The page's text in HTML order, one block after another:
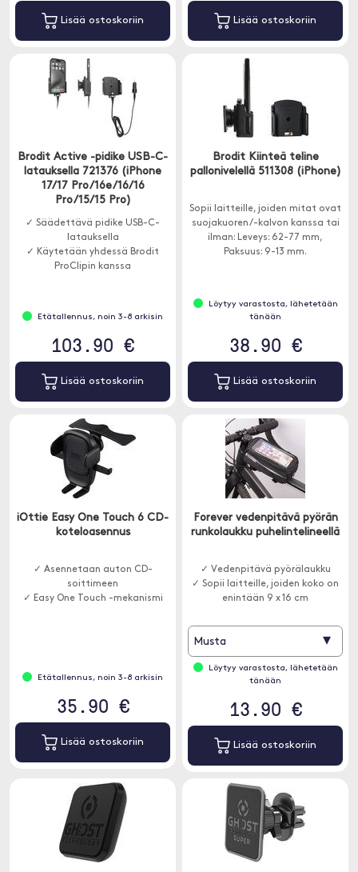
Lisää ostoskoriin Lisää ostoskoriin
Brodit Active -pidike USB-C-
latauksella 721376 (iPhone
17/17 Pro/16e/16/16
Pro/15/15 Pro)
✓ Säädettävä pidike USB-C-
latauksella
✓ Käytetään yhdessä Brodit
ProClipin kanssa
Etätallennus, noin 3-8 arkisin
103.90 €
Lisää ostoskoriin
Brodit Kiinteä teline
pallonivelellä 511308 (iPhone)
Sopii laitteille, joiden mitat ovat
suojakuoren/-kalvon kanssa tai
ilman: Leveys: 62-77 mm,
Paksuus: 9-13 mm.
Löytyy varastosta, lähetetään
tänään
38.90 €
Lisää ostoskoriin
iOttie Easy One Touch 6 CD-
koteloasennus
✓ Asennetaan auton CD-
soittimeen
✓ Easy One Touch -mekanismi
Etätallennus, noin 3-8 arkisin
35.90 €
Lisää ostoskoriin
Forever vedenpitävä pyörän
runkolaukku puhelintelineellä
✓ Vedenpitävä pyörälaukku
✓ Sopii laitteille, joiden koko on
enintään 9 x 16 cm
Musta ▾
Löytyy varastosta, lähetetään
tänään
13.90 €
Lisää ostoskoriin